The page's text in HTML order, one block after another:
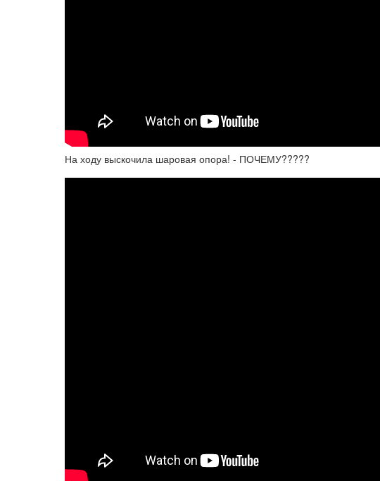
На ходу выскочила шаровая опора! - ПОЧЕМУ?????